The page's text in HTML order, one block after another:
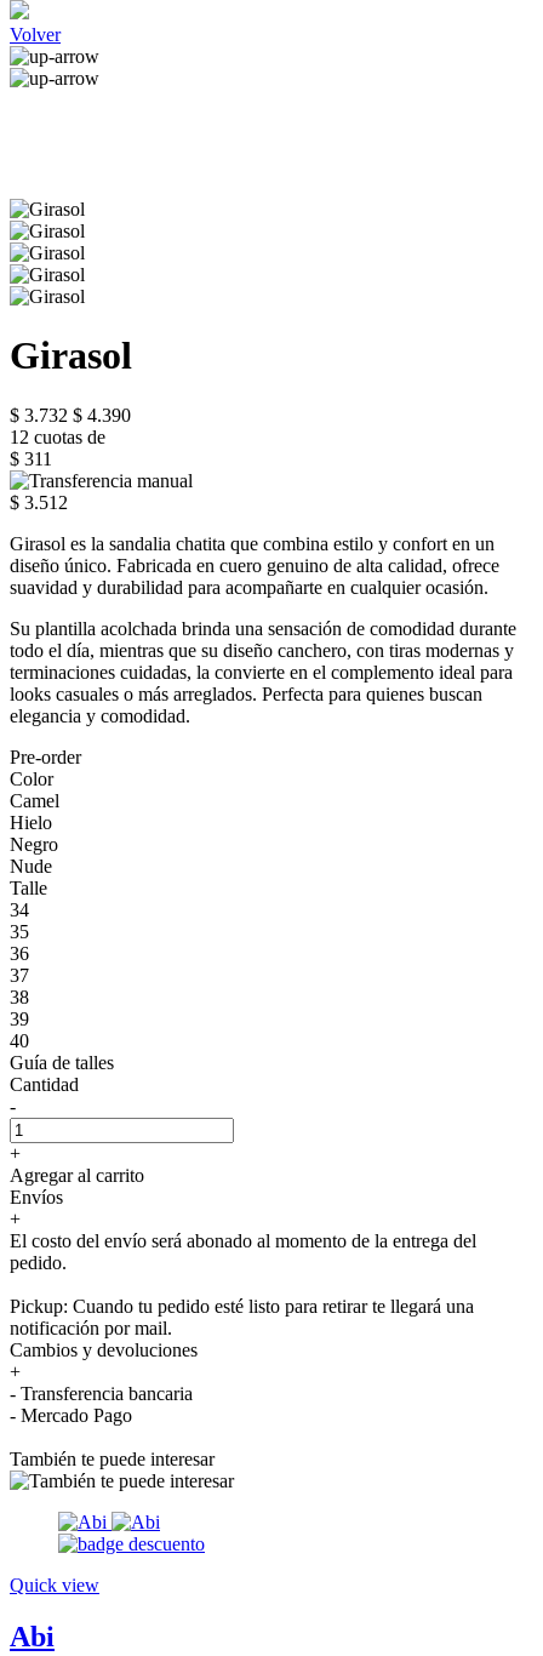
Volver
Girasol
$ 3.732 $ 4.390
12 cuotas de
$ 311
$ 3.512
Girasol es la sandalia chatita que combina estilo y confort en un
diseño único. Fabricada en cuero genuino de alta calidad, ofrece
suavidad y durabilidad para acompañarte en cualquier ocasión.
Su plantilla acolchada brinda una sensación de comodidad durante
todo el día, mientras que su diseño canchero, con tiras modernas y
terminaciones cuidadas, la convierte en el complemento ideal para
looks casuales o más arreglados. Perfecta para quienes buscan
elegancia y comodidad.
Pre-order
Color
Camel
Hielo
Negro
Nude
Talle
34
35
36
37
38
39
40
Guía de talles
Cantidad
-
+
Agregar al carrito
Envíos
+
El costo del envío será abonado al momento de la entrega del
pedido.
Pickup: Cuando tu pedido esté listo para retirar te llegará una
notificación por mail.
Cambios y devoluciones
+
- Transferencia bancaria
- Mercado Pago
También te puede interesar
Quick view
Abi